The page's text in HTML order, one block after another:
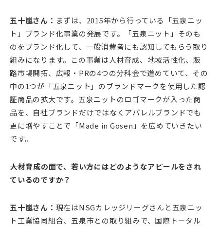
五十嵐さん： まずは、2015年から行っている「五泉ニッ
ト」ブランド化事業の発展です。「五泉ニット」そのも
のをブランド化して、一般消費者にも認知してもらう取り
組みになります。この事業は人材育成、地域活性化、販
路市場開拓、広報・PRの4つの分科会で進めていて、その
中の1つが「五泉ニット」のブランドマークを使用した認
証商品の拡大です。五泉ニットのロゴマークが入った商
品を、自社ブランドだけではなくアパレルブランドでも
更に増やすことで「Made in Gosen」を広めていきたい
です。
――人材育成の面で、若い方にはどのようなアピールをされ
ているのですか？
五十嵐さん： 現在はNSGカレッジリーグさんと五泉ニッ
ト工業協同組合、五泉市との取り組みで、国際トータル